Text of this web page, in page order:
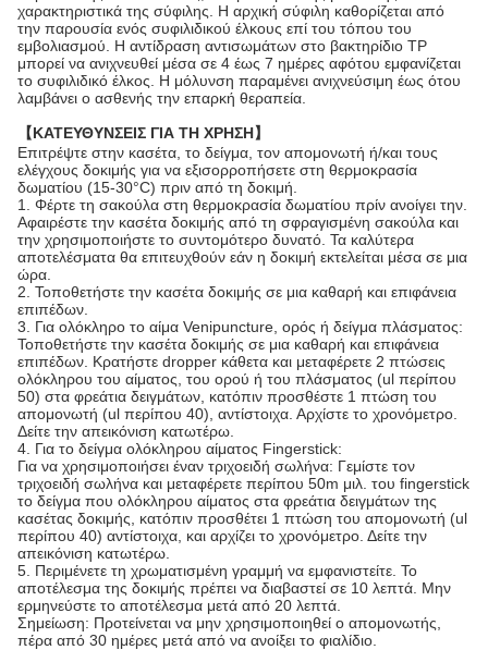
χαρακτηριστικά της σύφιλης. Η αρχική σύφιλη καθορίζεται από
την παρουσία ενός συφιλιδικού έλκους επί του τόπου του
εμβολιασμού. Η αντίδραση αντισωμάτων στο βακτηρίδιο TP
μπορεί να ανιχνευθεί μέσα σε 4 έως 7 ημέρες αφότου εμφανίζεται
το συφιλιδικό έλκος. Η μόλυνση παραμένει ανιχνεύσιμη έως ότου
λαμβάνει ο ασθενής την επαρκή θεραπεία.
【ΚΑΤΕΥΘΥΝΣΕΙΣ ΓΙΑ ΤΗ ΧΡΗΣΗ】
Επιτρέψτε στην κασέτα, το δείγμα, τον απομονωτή ή/και τους
ελέγχους δοκιμής για να εξισορροπήσετε στη θερμοκρασία
δωματίου (15-30°C) πριν από τη δοκιμή.
1. Φέρτε τη σακούλα στη θερμοκρασία δωματίου πρίν ανοίγει την.
Αφαιρέστε την κασέτα δοκιμής από τη σφραγισμένη σακούλα και
την χρησιμοποιήστε το συντομότερο δυνατό. Τα καλύτερα
αποτελέσματα θα επιτευχθούν εάν η δοκιμή εκτελείται μέσα σε μια
ώρα.
2. Τοποθετήστε την κασέτα δοκιμής σε μια καθαρή και επιφάνεια
επιπέδων.
3. Για ολόκληρο το αίμα Venipuncture, ορός ή δείγμα πλάσματος:
Τοποθετήστε την κασέτα δοκιμής σε μια καθαρή και επιφάνεια
επιπέδων. Κρατήστε dropper κάθετα και μεταφέρετε 2 πτώσεις
ολόκληρου του αίματος, του ορού ή του πλάσματος (ul περίπου
50) στα φρεάτια δειγμάτων, κατόπιν προσθέστε 1 πτώση του
απομονωτή (ul περίπου 40), αντίστοιχα. Αρχίστε το χρονόμετρο.
Δείτε την απεικόνιση κατωτέρω.
4. Για το δείγμα ολόκληρου αίματος Fingerstick:
Για να χρησιμοποιήσει έναν τριχοειδή σωλήνα: Γεμίστε τον
τριχοειδή σωλήνα και μεταφέρετε περίπου 50m μιλ. του fingerstick
το δείγμα που ολόκληρου αίματος στα φρεάτια δειγμάτων της
κασέτας δοκιμής, κατόπιν προσθέτει 1 πτώση του απομονωτή (ul
περίπου 40) αντίστοιχα, και αρχίζει το χρονόμετρο. Δείτε την
απεικόνιση κατωτέρω.
5. Περιμένετε τη χρωματισμένη γραμμή να εμφανιστείτε. Το
αποτέλεσμα της δοκιμής πρέπει να διαβαστεί σε 10 λεπτά. Μην
ερμηνεύστε το αποτέλεσμα μετά από 20 λεπτά.
Σημείωση: Προτείνεται να μην χρησιμοποιηθεί ο απομονωτής,
πέρα από 30 ημέρες μετά από να ανοίξει το φιαλίδιο.